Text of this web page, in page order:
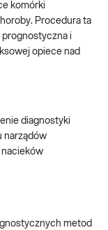
komórki
Procedura ta
i
opiece nad
diagnostyki
narządów
metod